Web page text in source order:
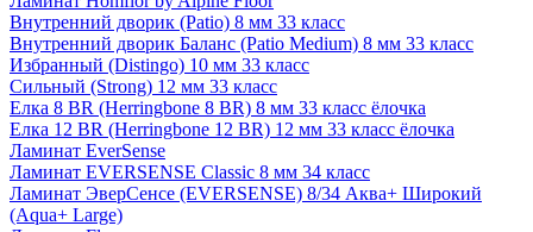
Внутренний дворик (Patio) 8 мм 33 класс
Внутренний дворик Баланс (Patio Medium) 8 мм 33 класс
Избранный (Distingo) 10 мм 33 класс
Сильный (Strong) 12 мм 33 класс
Елка 8 BR (Herringbone 8 BR) 8 мм 33 класс ёлочка
Елка 12 BR (Herringbone 12 BR) 12 мм 33 класс ёлочка
Ламинат EverSense
Ламинат EVERSENSE Classic 8 мм 34 класс
Ламинат ЭверСенсе (EVERSENSE) 8/34 Аква+ Широкий
(Aqua+ Large)